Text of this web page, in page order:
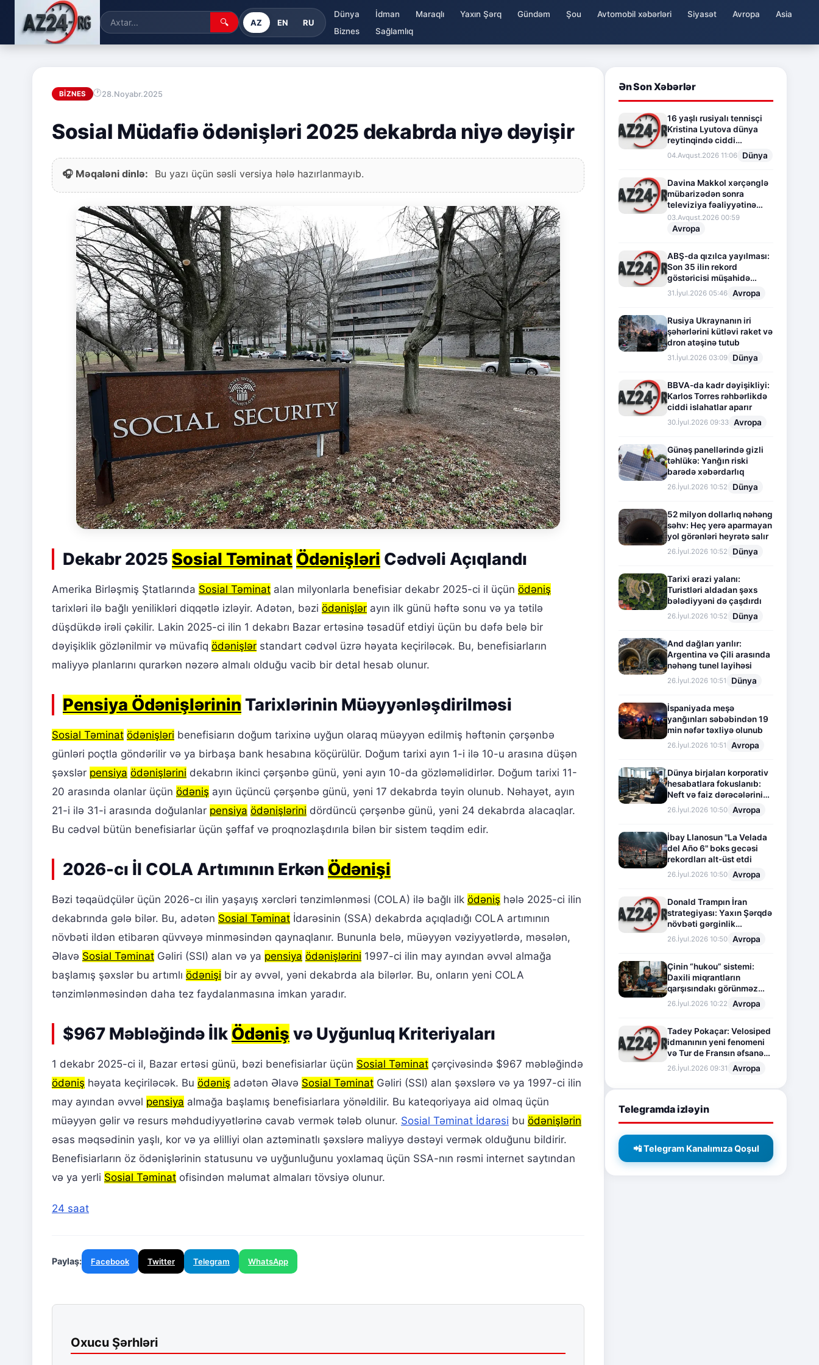
🔍 AZ EN RU
Dünya İdman Maraqlı Yaxın Şərq Gündəm Şou Avtomobil xəbərləri Siyasət Avropa
Asia
Biznes
Sağlamlıq
BIZNES 28.Noyabr.2025
Sosial Müdafiə ödənişləri 2025 dekabrda niyə dəyişir
🎧 Məqaləni dinlə: Bu yazı üçün səsli versiya hələ hazırlanmayıb.
Dekabr 2025 Sosial Təminat Ödənişləri Cədvəli Açıqlandı
Amerika Birləşmiş Ştatlarında Sosial Təminat alan milyonlarla benefisiar dekabr 2025-ci il üçün ödəniş
tarixləri ilə bağlı yenilikləri diqqətlə izləyir. Adətən, bəzi ödənişlər ayın ilk günü həftə sonu və ya tətilə
düşdükdə irəli çəkilir. Lakin 2025-ci ilin 1 dekabrı Bazar ertəsinə təsadüf etdiyi üçün bu dəfə belə bir
dəyişiklik gözlənilmir və müvafiq ödənişlər standart cədvəl üzrə həyata keçiriləcək. Bu, benefisiarların
maliyyə planlarını qurarkən nəzərə almalı olduğu vacib bir detal hesab olunur.
Pensiya Ödənişlərinin Tarixlərinin Müəyyənləşdirilməsi
Sosial Təminat ödənişləri benefisiarın doğum tarixinə uyğun olaraq müəyyən edilmiş həftənin çərşənbə
günləri poçtla göndərilir və ya birbaşa bank hesabına köçürülür. Doğum tarixi ayın 1-i ilə 10-u arasına düşən
şəxslər pensiya ödənişlərini dekabrın ikinci çərşənbə günü, yəni ayın 10-da gözləməlidirlər. Doğum tarixi 11-
20 arasında olanlar üçün ödəniş ayın üçüncü çərşənbə günü, yəni 17 dekabrda təyin olunub. Nəhayət, ayın
21-i ilə 31-i arasında doğulanlar pensiya ödənişlərini dördüncü çərşənbə günü, yəni 24 dekabrda alacaqlar.
Bu cədvəl bütün benefisiarlar üçün şəffaf və proqnozlaşdırıla bilən bir sistem təqdim edir.
2026-cı İl COLA Artımının Erkən Ödənişi
Bəzi təqaüdçülər üçün 2026-cı ilin yaşayış xərcləri tənzimlənməsi (COLA) ilə bağlı ilk ödəniş hələ 2025-ci ilin
dekabrında gələ bilər. Bu, adətən Sosial Təminat İdarəsinin (SSA) dekabrda açıqladığı COLA artımının
növbəti ildən etibarən qüvvəyə minməsindən qaynaqlanır. Bununla belə, müəyyən vəziyyətlərdə, məsələn,
Əlavə Sosial Təminat Gəliri (SSI) alan və ya pensiya ödənişlərini 1997-ci ilin may ayından əvvəl almağa
başlamış şəxslər bu artımlı ödənişi bir ay əvvəl, yəni dekabrda ala bilərlər. Bu, onların yeni COLA
tənzimlənməsindən daha tez faydalanmasına imkan yaradır.
$967 Məbləğində İlk Ödəniş və Uyğunluq Kriteriyaları
1 dekabr 2025-ci il, Bazar ertəsi günü, bəzi benefisiarlar üçün Sosial Təminat çərçivəsində $967 məbləğində
ödəniş həyata keçiriləcək. Bu ödəniş adətən Əlavə Sosial Təminat Gəliri (SSI) alan şəxslərə və ya 1997-ci ilin
may ayından əvvəl pensiya almağa başlamış benefisiarlara yönəldilir. Bu kateqoriyaya aid olmaq üçün
müəyyən gəlir və resurs məhdudiyyətlərinə cavab vermək tələb olunur. Sosial Təminat İdarəsi bu ödənişlərin
əsas məqsədinin yaşlı, kor və ya əlilliyi olan aztəminatlı şəxslərə maliyyə dəstəyi vermək olduğunu bildirir.
Benefisiarların öz ödənişlərinin statusunu və uyğunluğunu yoxlamaq üçün SSA-nın rəsmi internet saytından
və ya yerli Sosial Təminat ofisindən məlumat almaları tövsiyə olunur.
24 saat
Paylaş: Facebook Twitter Telegram WhatsApp
Oxucu Şərhləri
Ən Son Xəbərlər
16 yaşlı rusiyalı tennisçi
Kristina Lyutova dünya
reytinqində ciddi
irəliləyişə imza atdı
04.Avqust.2026 11:06 Dünya
Davina Makkol xərçənglə
mübarizədən sonra
televiziya fəaliyyətinə
fasilə verir
03.Avqust.2026 00:59
Avropa
ABŞ-da qızılca yayılması:
Son 35 ilin rekord
göstəricisi müşahidə
olunur
31.İyul.2026 05:46 Avropa
Rusiya Ukraynanın iri
şəhərlərini kütləvi raket və
dron atəşinə tutub
31.İyul.2026 03:09 Dünya
BBVA-da kadr dəyişikliyi:
Karlos Torres rəhbərlikdə
ciddi islahatlar aparır
30.İyul.2026 09:33 Avropa
Günəş panellərində gizli
təhlükə: Yanğın riski
barədə xəbərdarlıq
26.İyul.2026 10:52 Dünya
52 milyon dollarlıq nəhəng
səhv: Heç yerə aparmayan
yol görənləri heyrətə salır
26.İyul.2026 10:52 Dünya
Tarixi ərazi yalanı:
Turistləri aldadan şəxs
bələdiyyəni də çaşdırdı
26.İyul.2026 10:52 Dünya
And dağları yarılır:
Argentina və Çili arasında
nəhəng tunel layihəsi
26.İyul.2026 10:51 Dünya
İspaniyada meşə
yanğınları səbəbindən 19
min nəfər təxliyə olunub
26.İyul.2026 10:51 Avropa
Dünya birjaları korporativ
hesabatlara fokuslanıb:
Neft və faiz dərəcələrinin
təsiri altında cari vəziyyət
26.İyul.2026 10:50 Avropa
İbay Llanosun "La Velada
del Año 6" boks gecəsi
rekordları alt-üst etdi
26.İyul.2026 10:50 Avropa
Donald Trampın İran
strategiyası: Yaxın Şərqdə
növbəti gərginlik
mərhələsi
26.İyul.2026 10:50 Avropa
Çinin “hukou” sistemi:
Daxili miqrantların
qarşısındakı görünməz
sədd
26.İyul.2026 10:22 Avropa
Tadey Pokaçar: Velosiped
idmanının yeni fenomeni
və Tur de Fransın əfsanəvi
səhifəsi
26.İyul.2026 09:31 Avropa
Telegramda izləyin
📲 Telegram Kanalımıza Qoşul